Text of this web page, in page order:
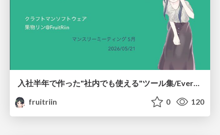
入社半年で作った"社内でも使える"ツール集/Everything I Built on the Side in Half a Year
fruitriin
0 120